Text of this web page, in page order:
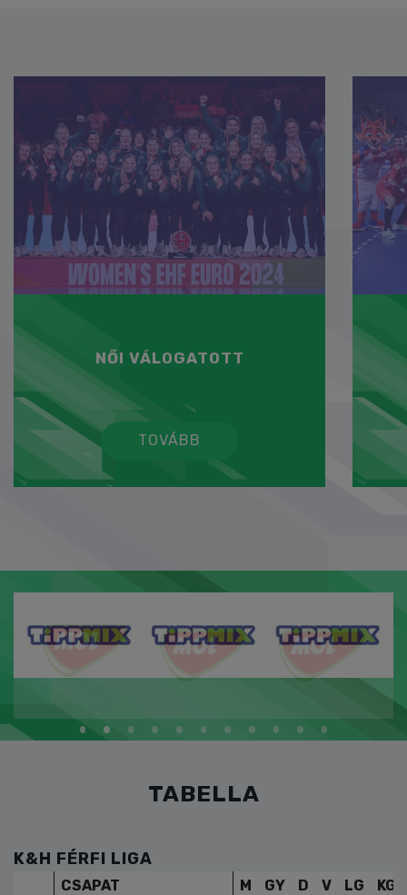
NŐI VÁLOGATOTT
TOVÁBB
TABELLA
K&H FÉRFI LIGA
CSAPAT M GY D V LG KG